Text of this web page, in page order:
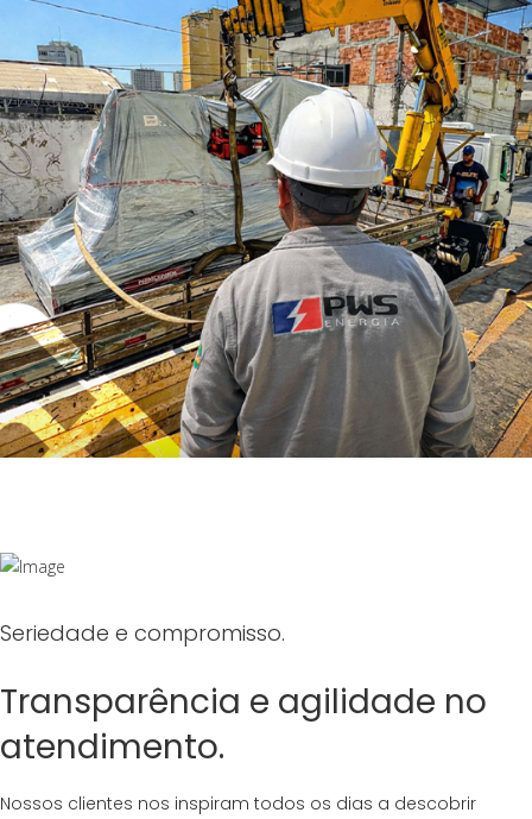
Seriedade e compromisso.
Transparência e agilidade no
atendimento.
Nossos clientes nos inspiram todos os dias a descobrir